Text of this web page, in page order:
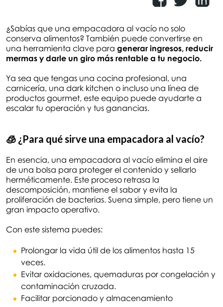
¿Sabías que una empacadora al vacío no solo
conserva alimentos? También puede convertirse en
una herramienta clave para generar ingresos, reducir
mermas y darle un giro más rentable a tu negocio.
Ya sea que tengas una cocina profesional, una
carnicería, una dark kitchen o incluso una línea de
productos gourmet, este equipo puede ayudarte a
escalar tu operación y tus ganancias.
🧊 ¿Para qué sirve una empacadora al vacío?
En esencia, una empacadora al vacío elimina el aire
de una bolsa para proteger el contenido y sellarlo
herméticamente. Este proceso retrasa la
descomposición, mantiene el sabor y evita la
proliferación de bacterias. Suena simple, pero tiene un
gran impacto operativo.
Con este sistema puedes:
Prolongar la vida útil de los alimentos hasta 15
veces.
Evitar oxidaciones, quemaduras por congelación y
contaminación cruzada.
Facilitar porcionado y almacenamiento